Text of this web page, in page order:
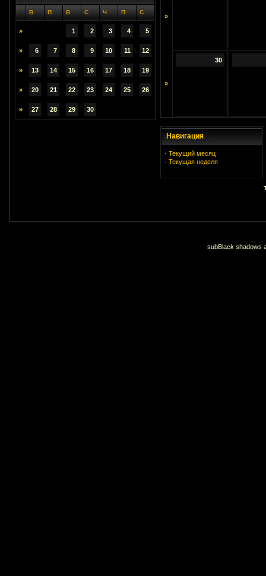
В П В С Ч П С
» 1 2 3 4 5
» 6 7 8 9 10 11 12
» 13 14 15 16 17 18 19
» 20 21 22 23 24 25 26
» 27 28 29 30
»
»
30
Навигация
· Текущий месяц
· Текущая неделя
subBlack shadows